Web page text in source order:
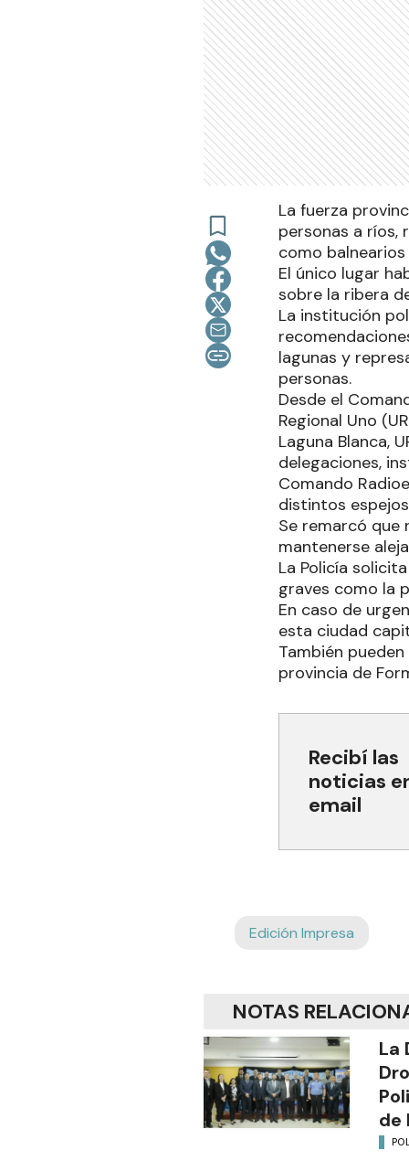
La fuerza
personas a ríos,
como
El único lugar
sobre la ribera
La institución
lagunas y
personas.
Desde el
Regional Uno
Laguna Blanca,
delegaciones,
Comando
distintos
Se remarcó que
mantenerse
La Policía
graves como la
En caso de
esta ciudad
También
provincia de
Recibí las
noticias
email
Edición Impresa
NOTAS
La
de